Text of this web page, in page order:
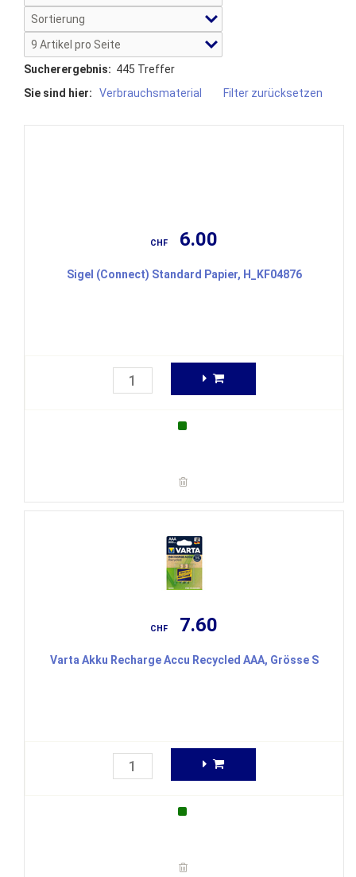
Sucherergebnis: 445 Treffer
Sie sind hier:
Verbrauchsmaterial Filter zurücksetzen
CHF 6.00
Sigel (Connect) Standard Papier, H_KF04876
CHF 7.60
Varta Akku Recharge Accu Recycled AAA, Grösse S